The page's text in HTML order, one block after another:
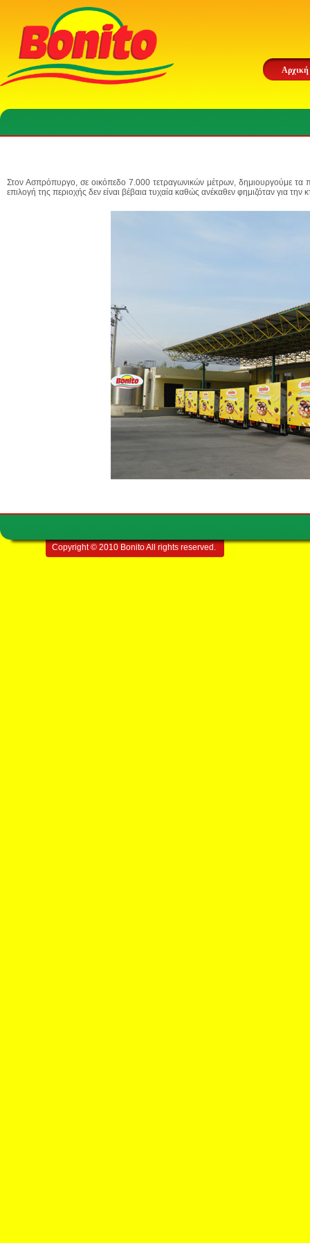
Αρχική
Στον Ασπρόπυργο, σε οικόπεδο 7.000 τετραγωνικών μέτρων, δημιουργούμε τα
επιλογή της περιοχής δεν είναι βέβαια τυχαία καθώς ανέκαθεν φημιζόταν για
Copyright © 2010 Bonito All rights reserved.